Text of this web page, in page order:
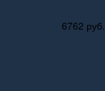
6762 руб.